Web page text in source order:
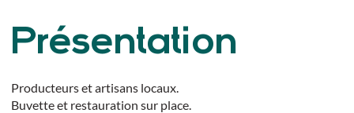
Présentation
Producteurs et artisans locaux.
Buvette et restauration sur place.